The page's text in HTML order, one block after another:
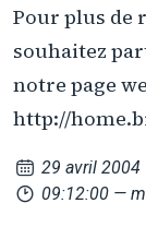
Pour plus de
souhaitez
notre page
http://
29 avril 2004
09:12:00 —